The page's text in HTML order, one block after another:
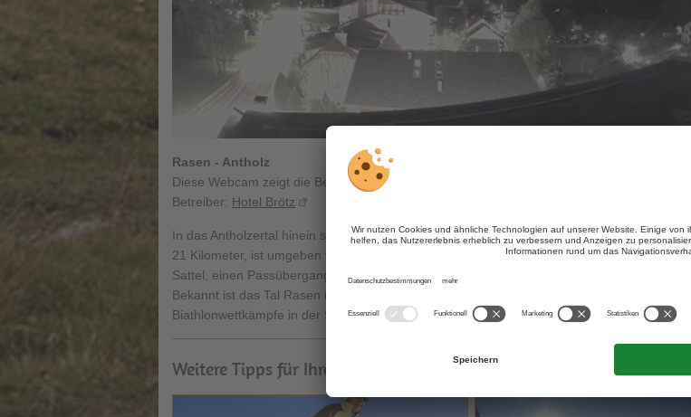
Rasen - Antholz
Diese Webcam zeigt die Bergwelt in der Umgebung von
Betreiber: Hotel Brötz
In das Antholzertal hinein schweift der Blick der Webcam. Das Tal, es erstreckt sich über
21 Kilometer, ist umgeben vom
Naturpark Rieserferner-Ahrnund endet ganz hinten mit
Sattel, einen Passübergang der das
Antholzer Tal
Bekannt ist das Tal Rasen im Antholzertal zum Einen wegen der alljährlich stattfindenden
Biathlonwettkämpfe in der Südtirol Arena und zum anderen wegen dem wunderschönen
Weitere Tipps für Ihren Urlaub
Hotel